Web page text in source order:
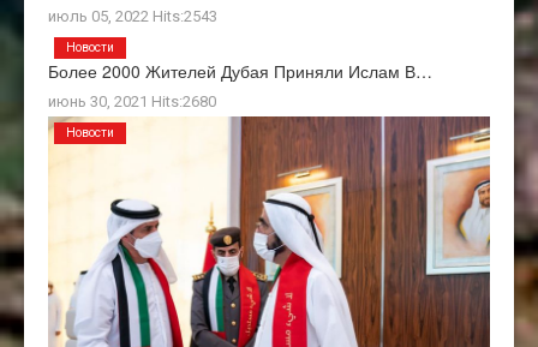
июль 05, 2022 Hits:2543
Более 2000 Жителей Дубая Приняли Ислам В…
июнь 30, 2021 Hits:2680
Новости
Новости